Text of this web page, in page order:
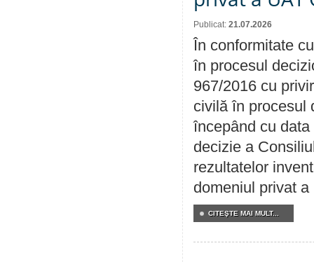
Publicat: 21.07.2026
În conformitate
în procesul
967/2016 cu
civilă în procesul
începând cu
decizie a
rezultatelor
domeniul privat a
CITEŞTE MAI MULT...